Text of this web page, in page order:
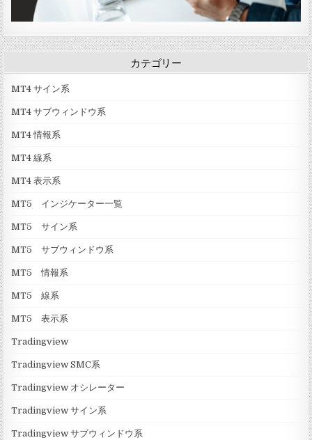
カテゴリー
MT4 サイン系
MT4 サブウィンドウ系
MT4 情報系
MT4 線系
MT4 表示系
MT5 インジケーター一覧
MT5 サイン系
MT5 サブウィンドウ系
MT5 情報系
MT5 線系
MT5 表示系
Tradingview
Tradingview SMC系
Tradingview オシレーター
Tradingview サイン系
Tradingview サブウィンドウ系